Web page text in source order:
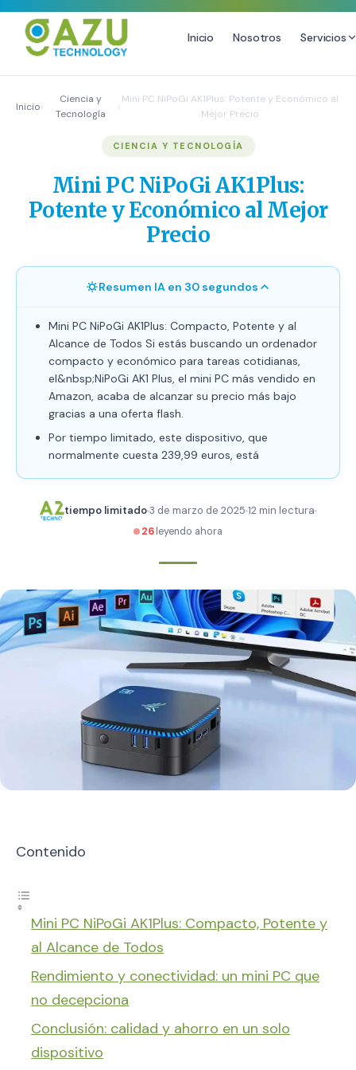
Inicio Nosotros Servicios
Email Marketing y SMS
Growth Youtube ↗
Producción de Videos
Inicio›
Ciencia y
Tecnología
›
Mini PC NiPoGi AK1Plus: Potente y Económico al
Mejor Precio
CIENCIA Y TECNOLOGÍA
Mini PC NiPoGi AK1Plus:
Potente y Económico al Mejor
Precio
Resumen IA en 30 segundos
Mini PC NiPoGi AK1Plus: Compacto, Potente y al
Alcance de Todos Si estás buscando un ordenador
compacto y económico para tareas cotidianas,
el&nbsp;NiPoGi AK1 Plus, el mini PC más vendido en
Amazon, acaba de alcanzar su precio más bajo
gracias a una oferta flash.
Por tiempo limitado, este dispositivo, que
normalmente cuesta 239,99 euros, está
tiempo limitado3 de marzo de 2025 12 min lectura
26 leyendo ahora
Contenido
Mini PC NiPoGi AK1Plus: Compacto, Potente y
al Alcance de Todos
Rendimiento y conectividad: un mini PC que
no decepciona
Conclusión: calidad y ahorro en un solo
dispositivo